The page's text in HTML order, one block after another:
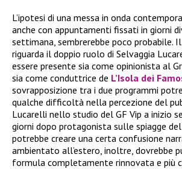
L’ipotesi di una messa in onda
anche con appuntamenti fissati in giorni
settimana, sembrerebbe poco probabile.
riguarda il doppio ruolo di Selvaggia
essere presente sia come opinionista al
sia come conduttrice de L’Isola dei
sovrapposizione tra i due programmi
qualche difficoltà nella percezione del
Lucarelli nello studio del GF Vip a inizio
giorni dopo protagonista sulle spiagge
potrebbe creare una certa confusione
ambientato all’estero, inoltre, dovrebbe
formula completamente rinnovata e più